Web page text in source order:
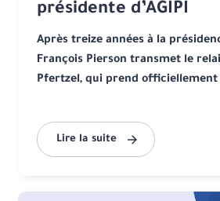
présidente d’AGIPI
Après treize années à la
François Pierson transmet le
Pfertzel, qui prend officiellement
Lire la suite